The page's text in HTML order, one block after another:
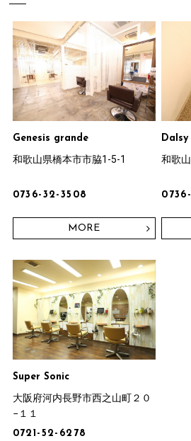
Genesis grande
和歌山県橋本市市脇1-5-1
0736-32-3508
MORE
DaIsy
和歌
Super Sonic
大阪府河内長野市西之山町２０
−１１
0721-52-6278